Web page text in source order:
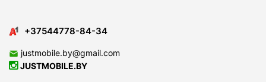
+37544778-84-34
justmobile.by@gmail.com
JUSTMOBILE.BY